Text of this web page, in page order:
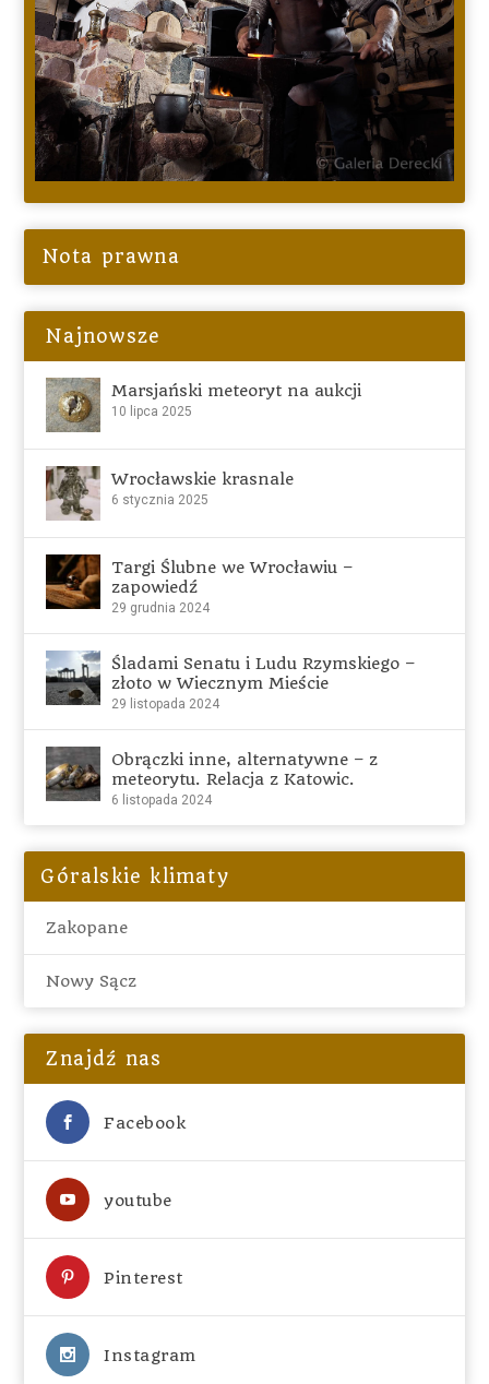
Nota prawna
Najnowsze
Marsjański meteoryt na aukcji
10 lipca 2025
Wrocławskie krasnale
6 stycznia 2025
Targi Ślubne we Wrocławiu –
zapowiedź
29 grudnia 2024
Śladami Senatu i Ludu Rzymskiego –
złoto w Wiecznym Mieście
29 listopada 2024
Obrączki inne, alternatywne – z
meteorytu. Relacja z Katowic.
6 listopada 2024
Góralskie klimaty
Zakopane
Nowy Sącz
Znajdź nas
Facebook
youtube
Pinterest
Instagram